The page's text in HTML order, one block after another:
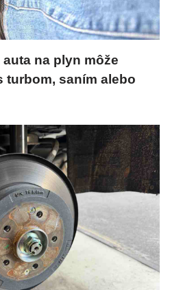
na plyn môže
turbom, saním alebo